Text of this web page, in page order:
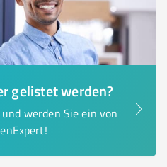
gelistet werden?
werden Sie ein von